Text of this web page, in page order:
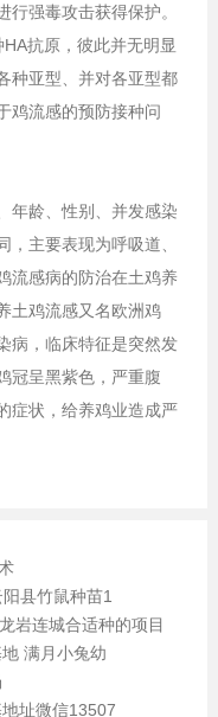
强毒攻击获得保护。
抗原，彼此并无明显
种亚型、并对各亚型都
鸡流感的预防接种问
年龄、性别、并发感染
主要表现为呼吸道、
流感病的防治在土鸡养
土鸡流感又名欧洲鸡
病，临床特征是突然发
冠呈黑紫色，严重腹
症状，给养鸡业造成严
县竹鼠种苗1
龙岩连城合适种的项目
满月小兔幼
址微信13507